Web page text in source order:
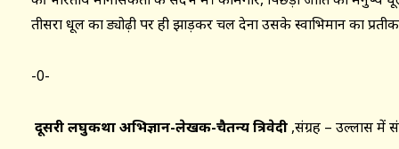
तीसरा धूल का ड्योढ़ी पर ही झाड़कर चल देना उसके स्वाभिमान का
-0-
दूसरी लघुकथा अभिज्ञान-लेखक-चैतन्य त्रिवेदी ,संग्रह – उल्लास में